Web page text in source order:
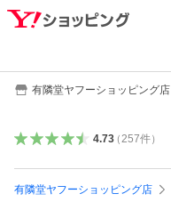
有隣堂ヤフーショッピング店
4.73（ 257件）
有隣堂ヤフーショッピング店